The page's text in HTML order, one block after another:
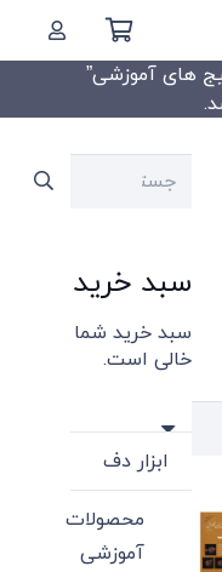
های آموزشی”
جستجو
سبد خرید
سبد خرید شما
خالی است.
ابزار دف
محصولات
آموزشی